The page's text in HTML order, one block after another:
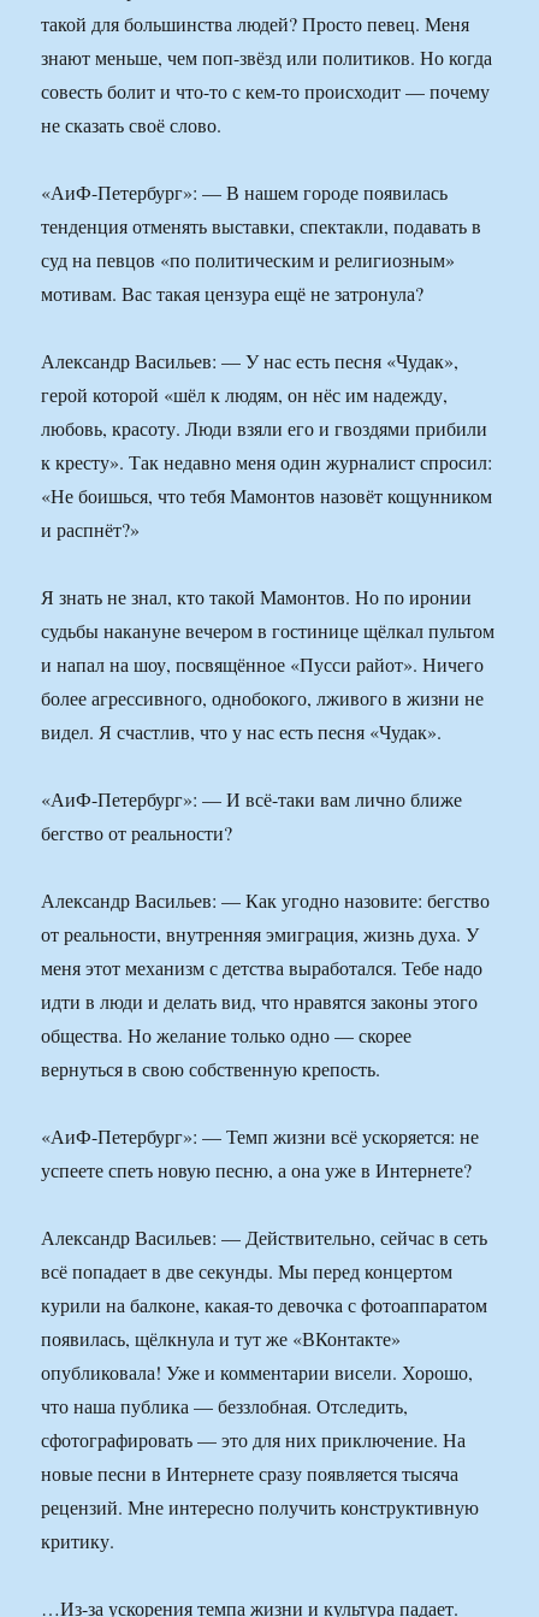
такой для большинства людей? Просто певец. Меня
знают меньше, чем поп-звёзд или политиков. Но когда
совесть болит и что-то с кем-то происходит — почему
не сказать своё слово.
«АиФ-Петербург»: — В нашем городе появилась
тенденция отменять выставки, спектакли, подавать в
суд на певцов «по политическим и религиозным»
мотивам. Вас такая цензура ещё не затронула?
Александр Васильев: — У нас есть песня «Чудак»,
герой которой «шёл к людям, он нёс им надежду,
любовь, красоту. Люди взяли его и гвоздями прибили
к кресту». Так недавно меня один журналист спросил:
«Не боишься, что тебя Мамонтов назовёт кощунником
и распнёт?»
Я знать не знал, кто такой Мамонтов. Но по иронии
судьбы накануне вечером в гостинице щёлкал пультом
и напал на шоу, посвящённое «Пусси райот». Ничего
более агрессивного, однобокого, лживого в жизни не
видел. Я счастлив, что у нас есть песня «Чудак».
«АиФ-Петербург»: — И всё-таки вам лично ближе
бегство от реальности?
Александр Васильев: — Как угодно назовите: бегство
от реальности, внутренняя эмиграция, жизнь духа. У
меня этот механизм с детства выработался. Тебе надо
идти в люди и делать вид, что нравятся законы этого
общества. Но желание только одно — скорее
вернуться в свою собственную крепость.
«АиФ-Петербург»: — Темп жизни всё ускоряется: не
успеете спеть новую песню, а она уже в Интернете?
Александр Васильев: — Действительно, сейчас в сеть
всё попадает в две секунды. Мы перед концертом
курили на балконе, какая-то девочка с фотоаппаратом
появилась, щёлкнула и тут же «ВКонтакте»
опубликовала! Уже и комментарии висели. Хорошо,
что наша публика — беззлобная. Отследить,
сфотографировать — это для них приключение. На
новые песни в Интернете сразу появляется тысяча
рецензий. Мне интересно получить конструктивную
критику.
…Из-за ускорения темпа жизни и культура падает.